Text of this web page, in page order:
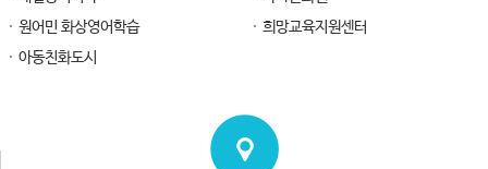
원어민 화상영어학습
희망교육지원센터
아동친화도시